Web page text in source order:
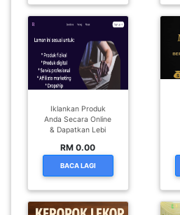
Iklankan Produk
Anda Secara Online
& Dapatkan Lebi
RM 0.00
BACA LAGI